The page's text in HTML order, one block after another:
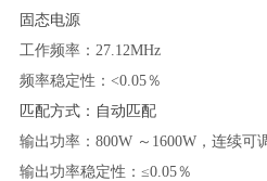
固态电源
工作频率：27.12MHz
频率稳定性：<0.05％
匹配方式：自动匹配
输出功率：800W ～1600W，连续可
输出功率稳定性：≤0.05％